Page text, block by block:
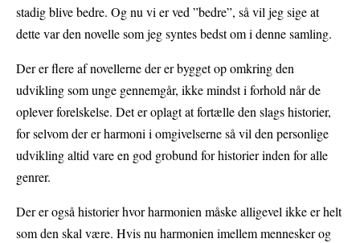
stadig blive bedre. Og nu vi er ved ”bedre”, så vil jeg sige at
dette var den novelle som jeg syntes bedst om i denne samling.
Der er flere af novellerne der er bygget op omkring den
udvikling som unge gennemgår, ikke mindst i forhold når de
oplever forelskelse. Det er oplagt at fortælle den slags historier,
for selvom der er harmoni i omgivelserne så vil den personlige
udvikling altid vare en god grobund for historier inden for alle
genrer.
Der er også historier hvor harmonien måske alligevel ikke er helt
som den skal være. Hvis nu harmonien imellem mennesker og